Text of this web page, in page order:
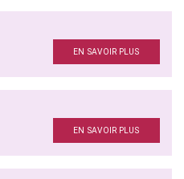
EN SAVOIR PLUS
EN SAVOIR PLUS